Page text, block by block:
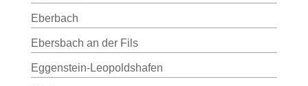
Eberbach
Ebersbach an der Fils
Eggenstein-Leopoldshafen